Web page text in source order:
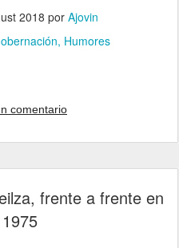
2018 por Ajovin
Humores
comentario
frente a frente en
1975